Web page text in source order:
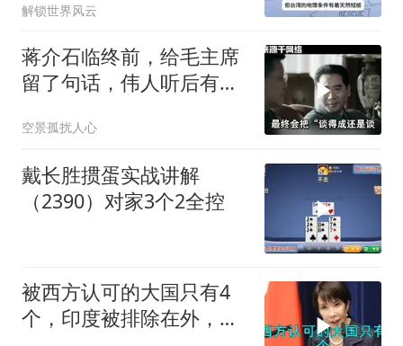
解锁世界风云
蒋介石临终前，给毛主席
留了句话，伟人听后有什
空景孤扰人心
戴长胜掼蛋实战讲解
（2390）对家3个2全控
被西方认可的大国只有4
个，印度被排除在外，为